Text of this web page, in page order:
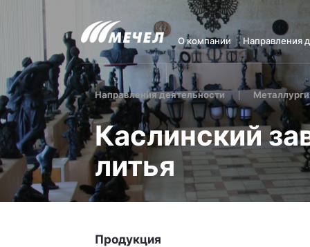
О компании Направления
Направления деятельности
Каслинский
литья
Продукция